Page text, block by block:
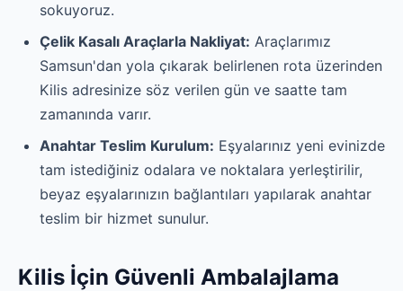
sokuyoruz.
Çelik Kasalı Araçlarla Nakliyat: Araçlarımız
Samsun'dan yola çıkarak belirlenen rota üzerinden
Kilis adresinize söz verilen gün ve saatte tam
zamanında varır.
Anahtar Teslim Kurulum: Eşyalarınız yeni evinizde
tam istediğiniz odalara ve noktalara yerleştirilir,
beyaz eşyalarınızın bağlantıları yapılarak anahtar
teslim bir hizmet sunulur.
Kilis İçin Güvenli Ambalajlama